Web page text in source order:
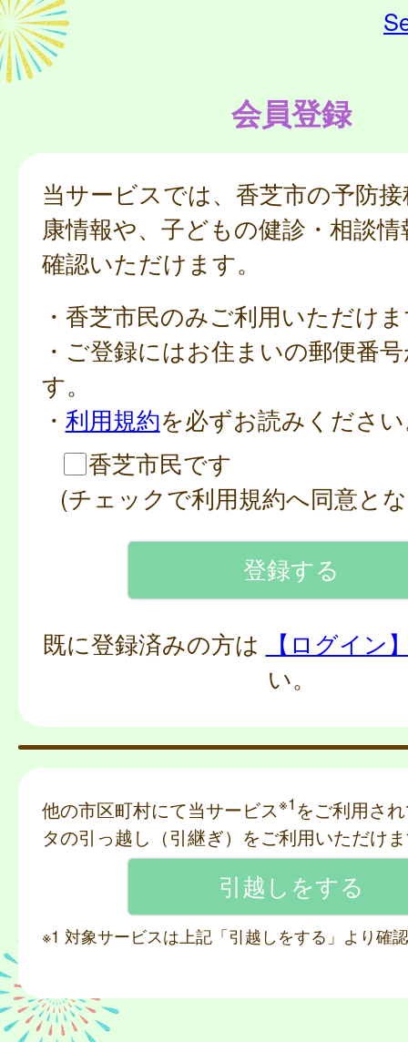
会員登録
当サービスでは、香芝市の予防
康情報や、子どもの健診・相談
確認いただけます。
・香芝市民のみご利用いただけ
・ご登録にはお住まいの郵便番
す。
・ 利用規約を必ずお読みくださ
香芝市民です
(チェックで利用規約へ同意と
既に登録済みの方は
【ログイン
い。
他の市区町村にて当サービス※1 をご利用さ
タの引っ越し（引継ぎ）をご利用いただけ
※1 対象サービスは上記「引越しをする」より確